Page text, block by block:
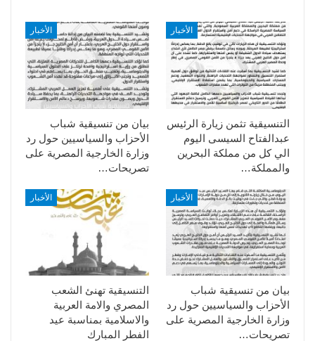
الأخبار
بيان من تنسيقية شباب
الأحزاب والسياسيين حول رد
وزارة الخارجية المصرية على
تصريحات…
الأخبار
التنسيقية تثمن زيارة الرئيس
عبدالفتاح السيسى اليوم
الي كل من مملكة البحرين
والمملكة…
الأخبار
التنسيقية تهنئ الشعب
المصري والامة العربية
والاسلامية بمناسبة عيد
الفطر المبارك
الأخبار
بيان من تنسيقية شباب
الأحزاب والسياسيين حول رد
وزارة الخارجية المصرية على
تصريحات…